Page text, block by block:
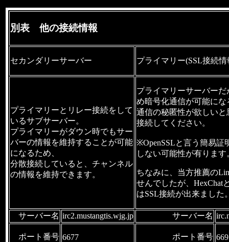
別表 他の接続情報
セカンダリーサーバー プライマリー(SSL接続情
プライマリーとリレー接続をして
いるサブサーバー。
プライマリーがダウン時でもサー
バーの情報を維持することが可能
になるため、
分散接続していると、チャンネル
の情報を維持できます。
プライマリーサーバー
め暗号化通信が可能にな
通信の秘匿性が欲しい
接続してください。
※OpenSSLと言う簡易証
しない可能性が有ります
ちなみに、当方推薦の
せんでしたが、HexChat
はSSL接続が出来ました
サーバー名 irc2.mustangtis.wjg.jp サーバー名
ポート番号 6677 ポート番号